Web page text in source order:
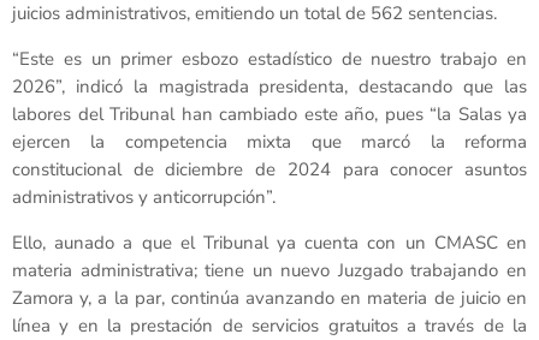
juicios administrativos, emitiendo un total de 562 sentencias.
“Este es un primer esbozo estadístico de nuestro trabajo en
2026”, indicó la magistrada presidenta, destacando que las
labores del Tribunal han cambiado este año, pues “la Salas ya
ejercen la competencia mixta que marcó la reforma
constitucional de diciembre de 2024 para conocer asuntos
administrativos y anticorrupción”.
Ello, aunado a que el Tribunal ya cuenta con un CMASC en
materia administrativa; tiene un nuevo Juzgado trabajando en
Zamora y, a la par, continúa avanzando en materia de juicio en
línea y en la prestación de servicios gratuitos a través de la